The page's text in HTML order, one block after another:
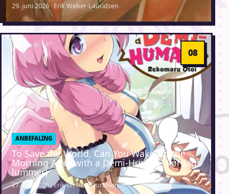
29. juni 2026 · Erik Weber-Lauridsen
ANBEFALING
To Save the World, Can You Wake Up the
Morning After with a Demi-Human? (lørdags
lummer)
27. juni 2026 · Erik Weber-Lauridsen